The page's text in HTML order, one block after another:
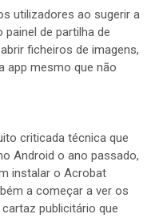
utilizadores ao sugerir a
de partilha de
ficheiros de imagens,
app mesmo que não
criticada técnica que
Android o ano passado,
instalar o Acrobat
a começar a ver os
publicitário que